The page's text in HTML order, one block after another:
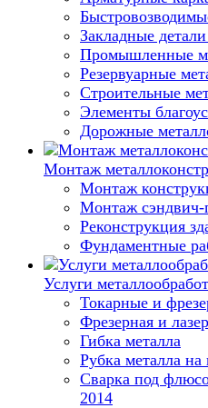
Закладные
Промышленные
Резервуарные
Строительные
Элементы
Дорожные
Монтаж
Монтаж
Монтаж сэндвич-
Реконструкция
Фундаментные
Услуги
Токарные и
Фрезерная и
Гибка металла
Рубка металла на
Сварка под
2014